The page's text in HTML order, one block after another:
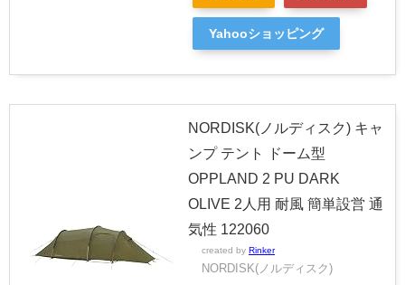
Yahooショッピング
NORDISK(ノルディスク) キャ
ンプ テント ドーム型
OPPLAND 2 PU DARK
OLIVE 2人用 耐風 簡単設営 通
気性 122060
created by Rinker
NORDISK(ノルディスク)